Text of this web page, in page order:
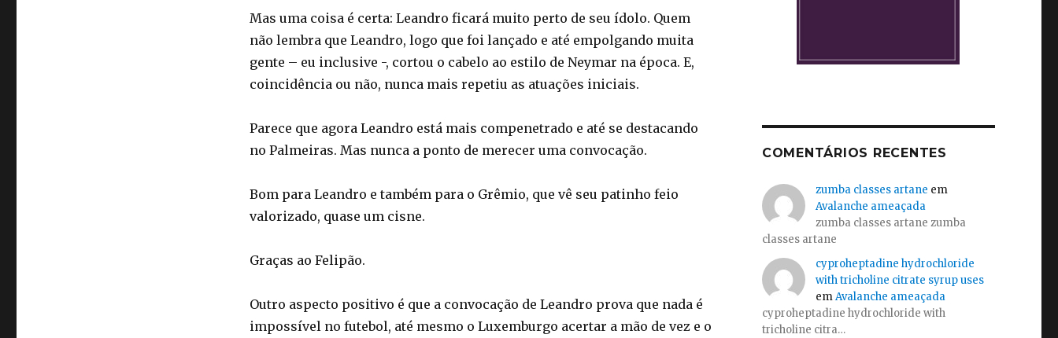
Mas uma coisa é certa: Leandro ficará muito perto de seu ídolo. Quem
não lembra que Leandro, logo que foi lançado e até empolgando muita
gente – eu inclusive -, cortou o cabelo ao estilo de Neymar na época. E,
coincidência ou não, nunca mais repetiu as atuações iniciais.
Parece que agora Leandro está mais compenetrado e até se destacando
no Palmeiras. Mas nunca a ponto de merecer uma convocação.
Bom para Leandro e também para o Grêmio, que vê seu patinho feio
valorizado, quase um cisne.
Graças ao Felipão.
Outro aspecto positivo é que a convocação de Leandro prova que nada é
impossível no futebol, até mesmo o Luxemburgo acertar a mão de vez e o
COMENTÁRIOS RECENTES
zumba classes artane em
Avalanche ameaçada
zumba classes artane zumba
classes artane
cyproheptadine hydrochloride
with tricholine citrate syrup uses
emAvalanche ameaçada
cyproheptadine hydrochloride with
tricholine citra…